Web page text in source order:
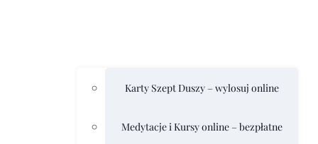
Karty Szept Duszy – wylosuj online
Medytacje i Kursy online – bezpłatne